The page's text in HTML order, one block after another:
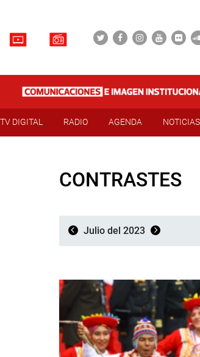
TV DIGITAL RADIO AGENDA NOTICIAS
CONTRASTES
Julio del 2023